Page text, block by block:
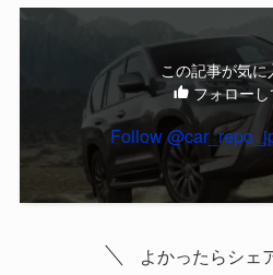
この記事が気
フォロー
Follow
よかったらシェ